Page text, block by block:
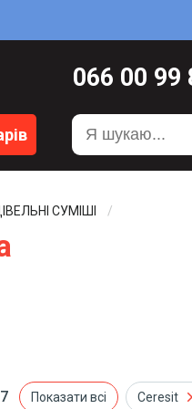
066 00 99
099 20 51
099 20 59
СУМІШІ
Показати всі Ceresit